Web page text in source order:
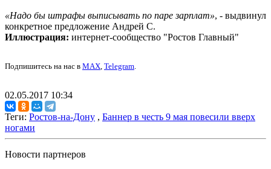
«Надо бы штрафы выписывать по паре зарплат», - выдвинул
конкретное предложение Андрей С.
Иллюстрация: интернет-сообщество "Ростов Главный"
Подпишитесь на нас в MAX, Telegram.
02.05.2017 10:34
Теги: Ростов-на-Дону , Баннер в честь 9 мая повесили вверх
ногами
Новости партнеров